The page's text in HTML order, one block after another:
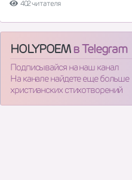
402 читателя
HOLYPOEMв Telegram
Подписывайся на наш канал
На канале найдете еще больше
христианских стихотворений